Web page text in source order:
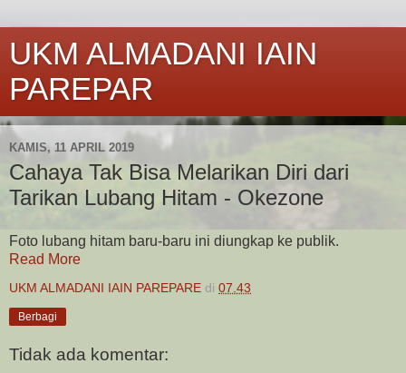
UKM ALMADANI IAIN
PAREPAR
KAMIS, 11 APRIL 2019
Cahaya Tak Bisa Melarikan Diri dari
Tarikan Lubang Hitam - Okezone
Foto lubang hitam baru-baru ini diungkap ke publik.
Read More
UKM ALMADANI IAIN PAREPARE di 07.43
Berbagi
Tidak ada komentar: